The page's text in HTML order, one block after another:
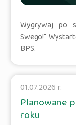
Wygrywaj po
Swego!"
BPS.
01.07.2026 r.
Planowane
roku